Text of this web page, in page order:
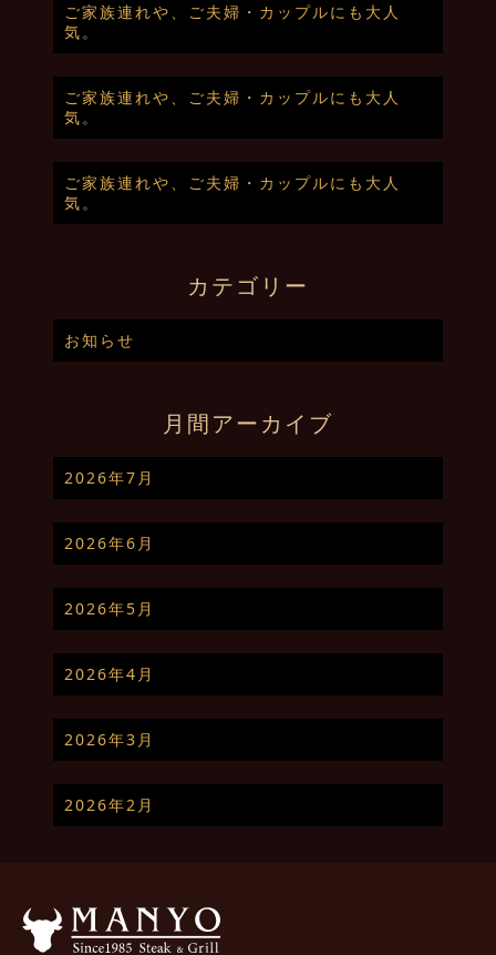
ご家族連れや、ご夫婦・カップルにも大人
気。
ご家族連れや、ご夫婦・カップルにも大人
気。
ご家族連れや、ご夫婦・カップルにも大人
気。
カテゴリー
お知らせ
月間アーカイブ
2026年7月
2026年6月
2026年5月
2026年4月
2026年3月
2026年2月